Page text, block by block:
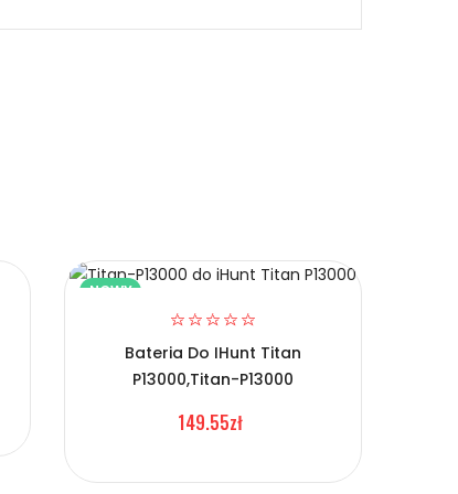
NOWY
Bateria Do IHunt Titan
P13000,Titan-P13000
149.55zł